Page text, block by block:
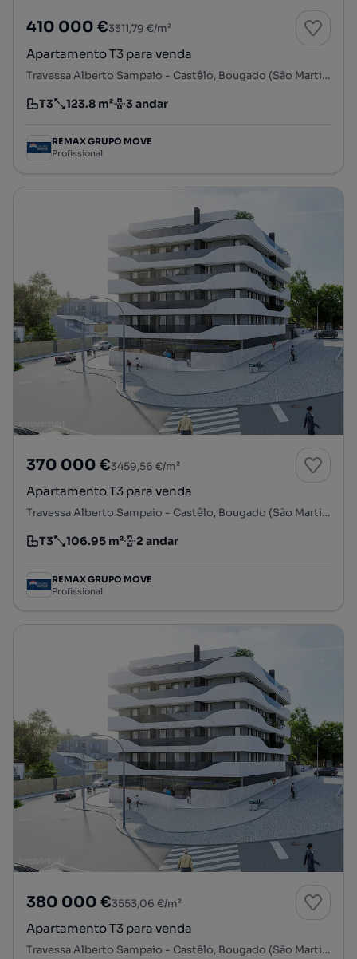
410 000 €3311,79 €/m²
Apartamento T3 para venda
Travessa Alberto Sampaio - Castêlo, Bougado (São Martinho e Santiago), Trofa, Porto
Tipologia
T3
Preço por metro quadrado
123.8 m²
Andar 3 andar
REMAX GRUPO MOVE
Profissional
370 000 €3459,56 €/m²
Apartamento T3 para venda
Travessa Alberto Sampaio - Castêlo, Bougado (São Martinho e Santiago), Trofa, Porto
Tipologia
T3
Preço por metro quadrado
106.95 m²
Andar 2 andar
REMAX GRUPO MOVE
Profissional
380 000 €3553,06 €/m²
Apartamento T3 para venda
Travessa Alberto Sampaio - Castêlo, Bougado (São Martinho e Santiago), Trofa, Porto